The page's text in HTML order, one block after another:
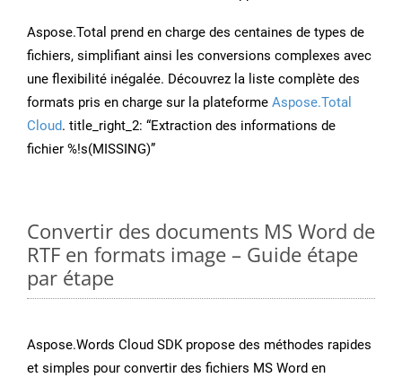
Aspose.Total prend en charge des centaines de types de
fichiers, simplifiant ainsi les conversions complexes avec
une flexibilité inégalée. Découvrez la liste complète des
formats pris en charge sur la plateforme Aspose.Total
Cloud. title_right_2: “Extraction des informations de
fichier %!s(MISSING)”
Convertir des documents MS Word de
RTF en formats image – Guide étape
par étape
Aspose.Words Cloud SDK propose des méthodes rapides
et simples pour convertir des fichiers MS Word en